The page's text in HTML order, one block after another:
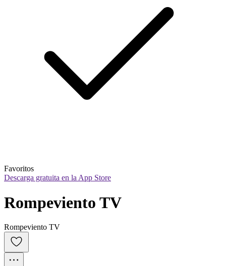
Favoritos
Descarga gratuita en la App Store
Rompeviento TV
Rompeviento TV